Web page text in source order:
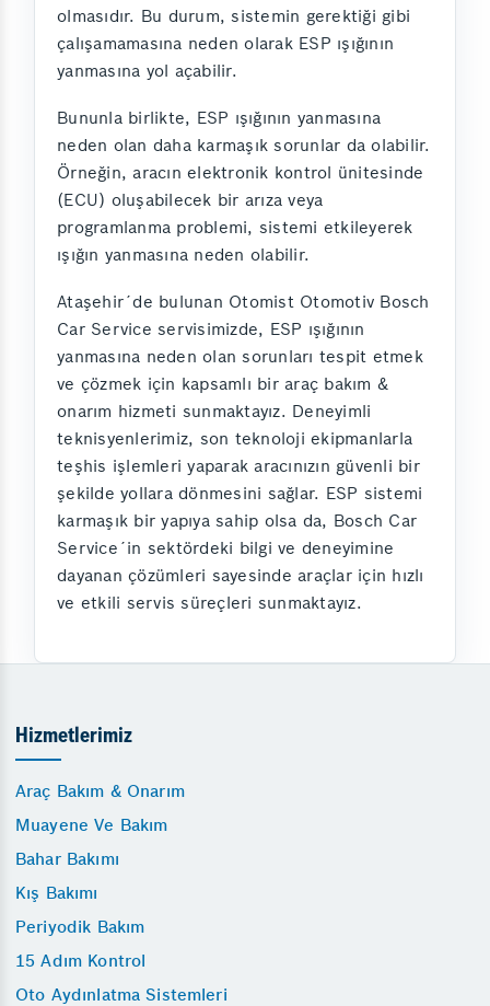
olmasıdır. Bu durum, sistemin gerektiği gibi
çalışamamasına neden olarak ESP ışığının
yanmasına yol açabilir.
Bununla birlikte, ESP ışığının yanmasına
neden olan daha karmaşık sorunlar da olabilir.
Örneğin, aracın elektronik kontrol ünitesinde
(ECU) oluşabilecek bir arıza veya
programlanma problemi, sistemi etkileyerek
ışığın yanmasına neden olabilir.
Ataşehir´de bulunan Otomist Otomotiv Bosch
Car Service servisimizde, ESP ışığının
yanmasına neden olan sorunları tespit etmek
ve çözmek için kapsamlı bir araç bakım &
onarım hizmeti sunmaktayız. Deneyimli
teknisyenlerimiz, son teknoloji ekipmanlarla
teşhis işlemleri yaparak aracınızın güvenli bir
şekilde yollara dönmesini sağlar. ESP sistemi
karmaşık bir yapıya sahip olsa da, Bosch Car
Service´in sektördeki bilgi ve deneyimine
dayanan çözümleri sayesinde araçlar için hızlı
ve etkili servis süreçleri sunmaktayız.
Hizmetlerimiz
Araç Bakım & Onarım
Muayene Ve Bakım
Bahar Bakımı
Kış Bakımı
Periyodik Bakım
15 Adım Kontrol
Oto Aydınlatma Sistemleri